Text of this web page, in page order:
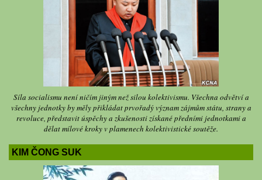
Síla socialismu není ničím jiným než silou kolektivismu. Všechna odvětví a
všechny jednotky by měly přikládat prvořadý význam zájmům státu, strany a
revoluce, představit úspěchy a zkušenosti získané předními jednotkami a
dělat mílové kroky v plamenech kolektivistické soutěže.
KIM ČONG SUK